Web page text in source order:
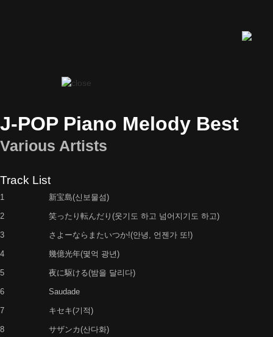
J-POP Piano Melody Best
Various Artists
Track List
1 新宝島(신보물섬)
2 笑ったり転んだり(웃기도 하고 넘어지기도 하고)
3 さよーならまたいつか!(안녕, 언젠가 또!)
4 幾億光年(몇억 광년)
5 夜に駆ける(밤을 달리다)
6 Saudade
7 キセキ(기적)
8 サザンカ(산다화)